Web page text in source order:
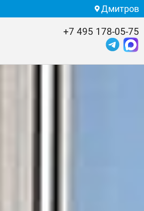
Дмитров
+7 495 178-05-75